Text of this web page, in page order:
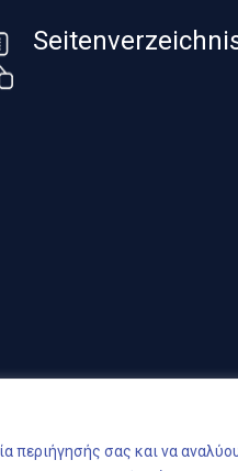
περιήγησής σας και να